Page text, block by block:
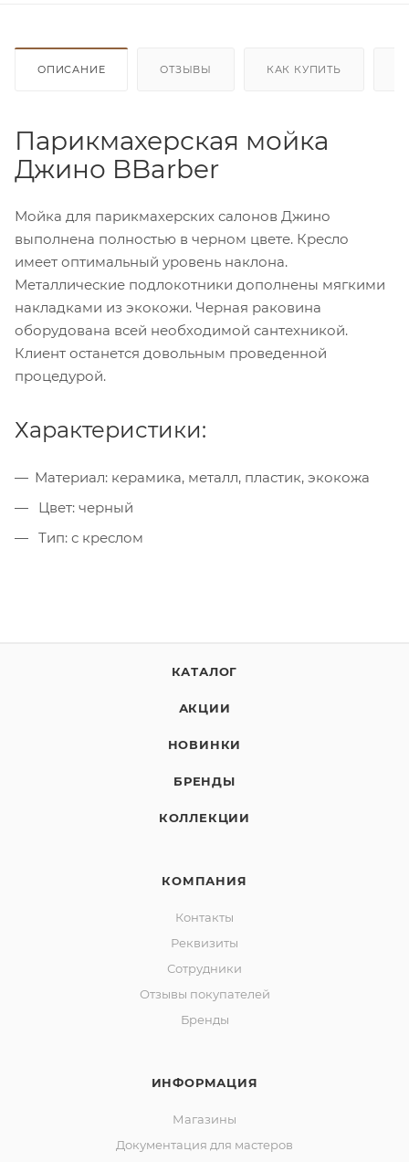
ОПИСАНИЕ ОТЗЫВЫ КАК КУПИТЬ
Парикмахерская мойка
Джино BBarber
Мойка для парикмахерских салонов Джино
выполнена полностью в черном цвете. Кресло
имеет оптимальный уровень наклона.
Металлические подлокотники дополнены мягкими
накладками из экокожи. Черная раковина
оборудована всей необходимой сантехникой.
Клиент останется довольным проведенной
процедурой.
Характеристики:
Материал: керамика, металл, пластик, экокожа
Цвет: черный
Тип: с креслом
КАТАЛОГ
АКЦИИ
НОВИНКИ
БРЕНДЫ
КОЛЛЕКЦИИ
КОМПАНИЯ
Контакты
Реквизиты
Сотрудники
Отзывы покупателей
Бренды
ИНФОРМАЦИЯ
Магазины
Документация для мастеров